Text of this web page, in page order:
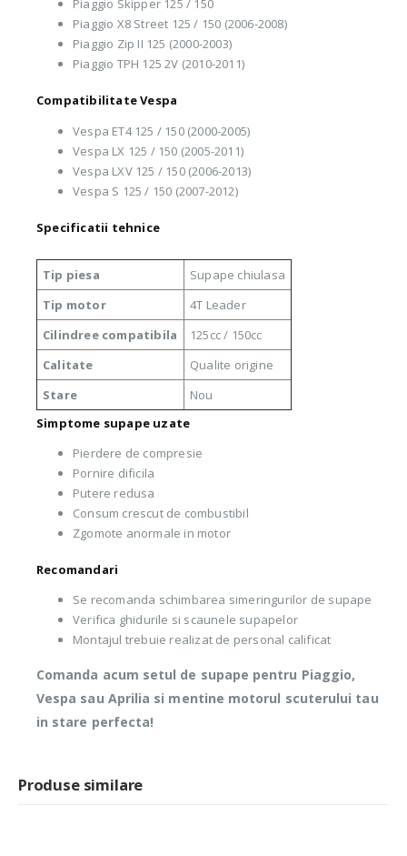
Piaggio Skipper 125 / 150
Piaggio X8 Street 125 / 150 (2006-2008)
Piaggio Zip II 125 (2000-2003)
Piaggio TPH 125 2V (2010-2011)
Compatibilitate Vespa
Vespa ET4 125 / 150 (2000-2005)
Vespa LX 125 / 150 (2005-2011)
Vespa LXV 125 / 150 (2006-2013)
Vespa S 125 / 150 (2007-2012)
Specificatii tehnice
Tip piesa
Supape chiulasa
Tip motor
4T Leader
Cilindree compatibila
125cc / 150cc
Calitate
Qualite origine
Stare
Nou
Simptome supape uzate
Pierdere de compresie
Pornire dificila
Putere redusa
Consum crescut de combustibil
Zgomote anormale in motor
Recomandari
Se recomanda schimbarea simeringurilor de supape
Verifica ghidurile si scaunele supapelor
Montajul trebuie realizat de personal calificat
Comanda acum setul de supape pentru Piaggio,
Vespa sau Aprilia si mentine motorul scuterului tau
in stare perfecta!
Produse similare